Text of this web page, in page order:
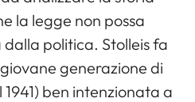
la legge non possa
politica. Stolleis fa
generazione di
ben intenzionata a